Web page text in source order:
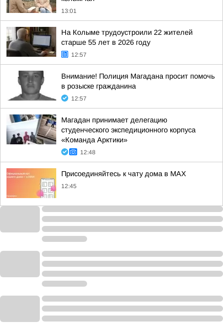
13:01
На Колыме трудоустроили 22 жителей
старше 55 лет в 2026 году
12:57
Внимание! Полиция Магадана просит помочь
в розыске гражданина
12:57
Магадан принимает делегацию
студенческого экспедиционного корпуса
«Команда Арктики»
12:48
Присоединяйтесь к чату дома в MAX
12:45